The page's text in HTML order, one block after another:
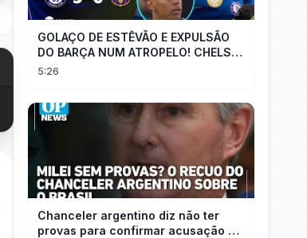
GOLAÇO DE ESTÊVÃO E EXPULSÃO
DO BARÇA NUM ATROPELO! CHELSEA
3X0 BARCELONA - MELHORES
5:26
Chanceler argentino diz não ter
provas para confirmar acusação de